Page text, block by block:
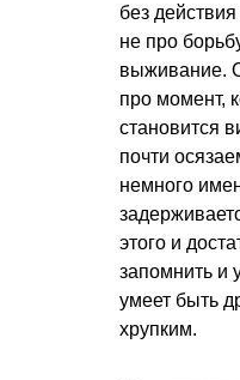
без
не про
выживание.
про момент,
становится
почти
немного
этого и
запомнить и
умеет быть
хрупким.